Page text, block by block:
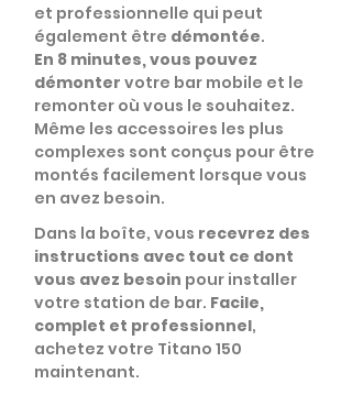
et professionnelle qui peut
également être démontée.
En 8 minutes, vous pouvez
démonter votre bar mobile et le
remonter où vous le souhaitez.
Même les accessoires les plus
complexes sont conçus pour être
montés facilement lorsque vous
en avez besoin.
Dans la boîte, vous recevrez des
instructions avec tout ce dont
vous avez besoin pour installer
votre station de bar. Facile,
complet et professionnel,
achetez votre Titano 150
maintenant.